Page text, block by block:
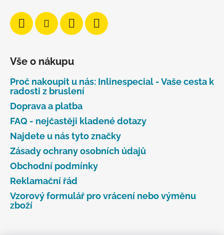
Vše o nákupu
Proč nakoupit u nás: Inlinespecial - Vaše cesta k
radosti z bruslení
Doprava a platba
FAQ - nejčastěji kladené dotazy
Najdete u nás tyto značky
Zásady ochrany osobních údajů
Obchodní podmínky
Reklamační řád
Vzorový formulář pro vrácení nebo výměnu
zboží